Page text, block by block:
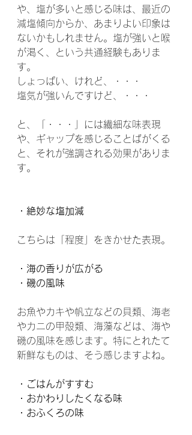
や、塩が多いと感じる味は、最近の
減塩傾向からか、あまりよい印象は
ないかもしれません。塩が強いと喉
が渇く、という共通経験もありま
す。
しょっぱい、けれど、・・・
塩気が強いんですけど、・・・
と、「・・・」には繊細な味表現
や、ギャップを感じることばがくる
と、それが強調される効果がありま
す。
・絶妙な塩加減
こちらは「程度」をきかせた表現。
・海の香りが広がる
・磯の風味
お魚やカキや帆立などの貝類、海老
やカニの甲殻類、海藻などは、海や
磯の風味を感じます。特にとれたて
新鮮なものは、そう感じますよね。
・ごはんがすすむ
・おかわりしたくなる味
・おふくろの味